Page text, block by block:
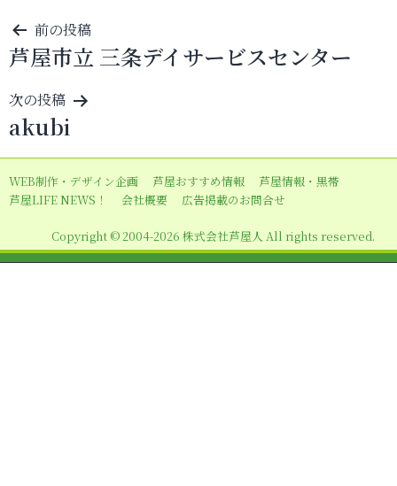
投
稿
ナ
ビ
ゲ
ー
シ
ン
前の投稿
芦屋市立 三条デイサービスセンター
次の投稿
akubi
WEB制作・デザイン企画 芦屋おすすめ情報
芦屋情報・黒帯
芦屋LIFE NEWS！
会社概要 広告掲載のお問合せ
Copyright © 2004-2026 株式会社芦屋人 All rights reserved.